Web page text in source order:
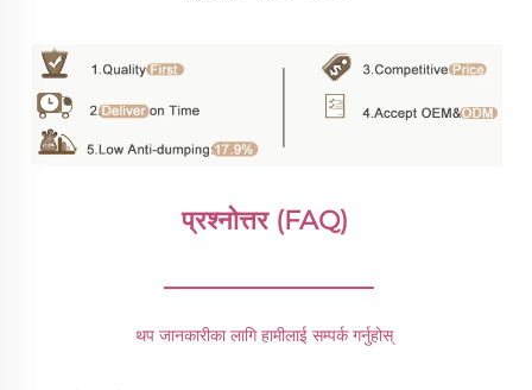
प्रश्नोत्तर (FAQ)
________________
थप जानकारीका लागि हामीलाई सम्पर्क गर्नुहोस्